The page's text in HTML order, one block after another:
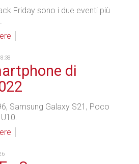
Friday sono i due eventi più
di
Samsung Galaxy S21, Poco